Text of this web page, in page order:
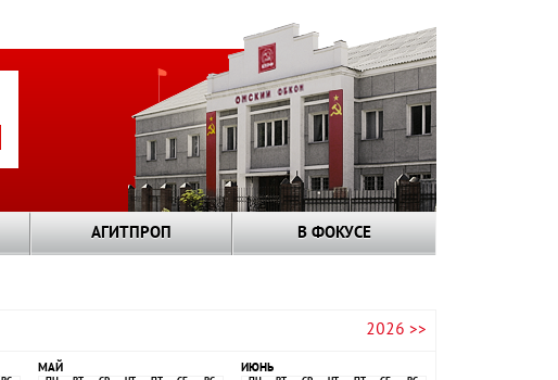
АГИТПРОП В ФОКУСЕ
2026 >>
МАЙ ИЮНЬ